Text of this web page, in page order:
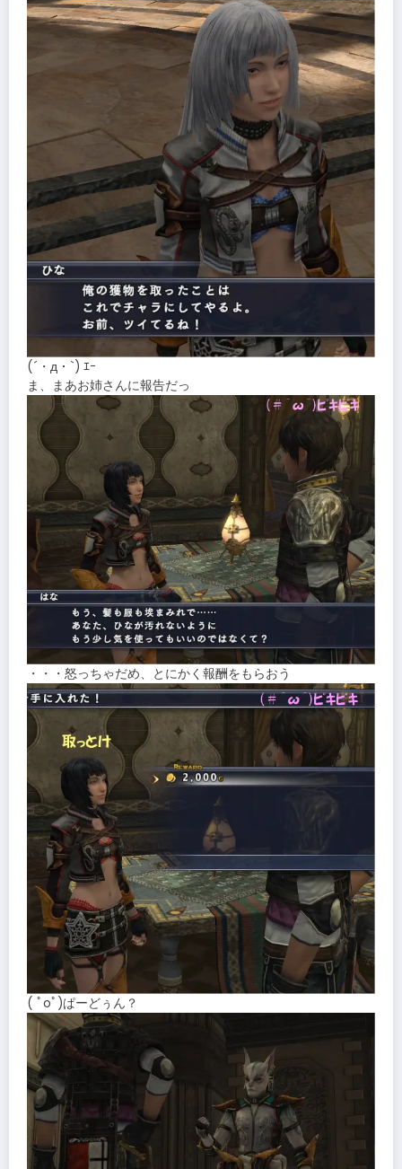
(´・д・`) ｴｰ
ま、まあお姉さんに報告だっ
・・・怒っちゃだめ、とにかく報酬をもらおう
( ﾟoﾟ)ぱーどぅん？